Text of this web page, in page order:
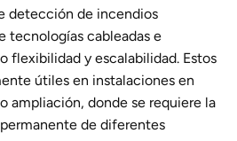
detección de incendios
tecnologías cableadas e
flexibilidad y escalabilidad. Estos
útiles en instalaciones en
ampliación, donde se requiere la
de diferentes